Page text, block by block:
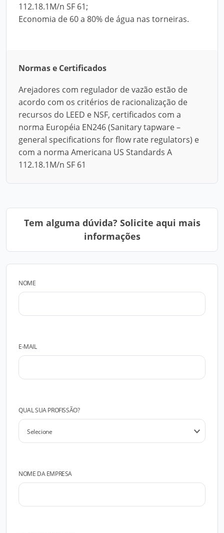
112.18.1M/n SF 61;
Economia de 60 a 80% de água nas torneiras.
Normas e Certificados
Arejadores com regulador de vazão estão de
acordo com os critérios de racionalização de
recursos do LEED e NSF, certificados com a
norma Européia EN246 (Sanitary tapware –
general specifications for flow rate regulators) e
com a norma Americana US Standards A
112.18.1M/n SF 61
Tem alguma dúvida? Solicite aqui mais
informações
NOME
E-MAIL
QUAL SUA PROFISSÃO?
NOME DA EMPRESA